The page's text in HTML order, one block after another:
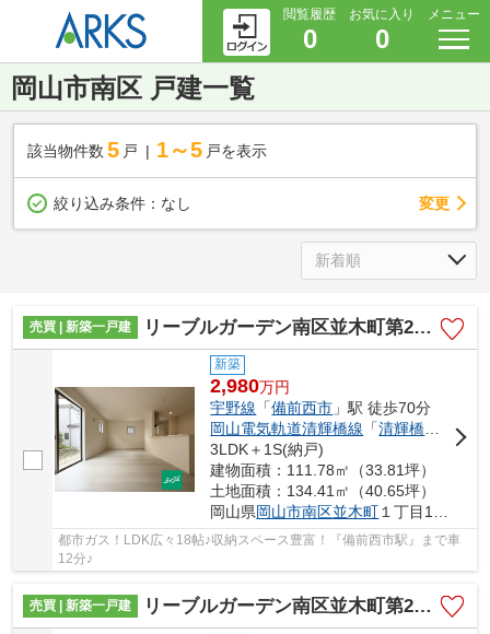
閲覧履歴
0
お気に入り
0
メニュー
岡山市南区 戸建一覧
該当物件数 5 戸 1～5 戸を表示
絞り込み条件： なし 変更
売買 | 新築一戸建 リーブルガーデン南区並木町第2 (全2棟)
新築
2,980万円
宇野線 「備前西市 」駅 徒歩70分
岡山電気軌道清輝橋線 「清輝橋」駅 徒
3LDK＋1S(納戸)
建物面積：111.78㎡（33.81坪）
土地面積：134.41㎡（40.65坪）
岡山県岡山市南区並木町１丁目12-1
都市ガス！LDK広々18帖♪収納スペース豊富！『備前西市駅』まで車
12分♪
売買 | 新築一戸建 リーブルガーデン南区並木町第2 (全2棟)